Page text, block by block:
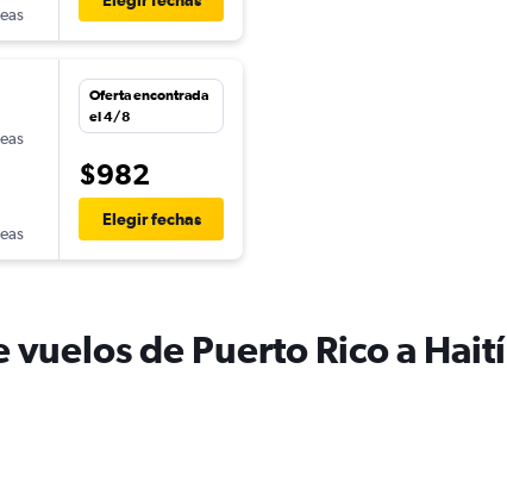
Oferta encontrada
el 4/8
$982
Elegir fechas
vuelos de Puerto Rico a Haití